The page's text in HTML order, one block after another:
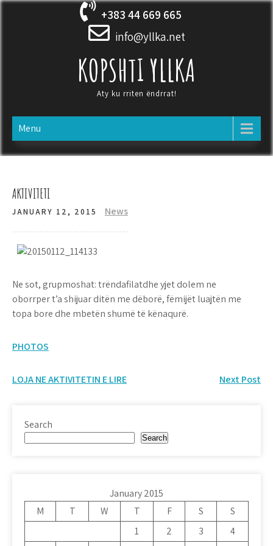
Skip
+383 44 669 665
info@yllka.net
KOPSHTI YLLKA
Aty ku rriten ëndrrat!
Menu
AKTIVITETI
JANUARY 12, 2015 News
Ne sot, grupmoshat: trëndafilatdhe yjet dolem ne
oborrper t’a shijuar ditën me dëborë, fëmijët luajtën me
topa bore dhe mbetën shumë të kënaqurë.
PHOTOS
Post
LOJA NE AKTIVITETIN E LIRE Next Post
Search
Search
January 2015
M
T W T F S
S
1
2 3
4